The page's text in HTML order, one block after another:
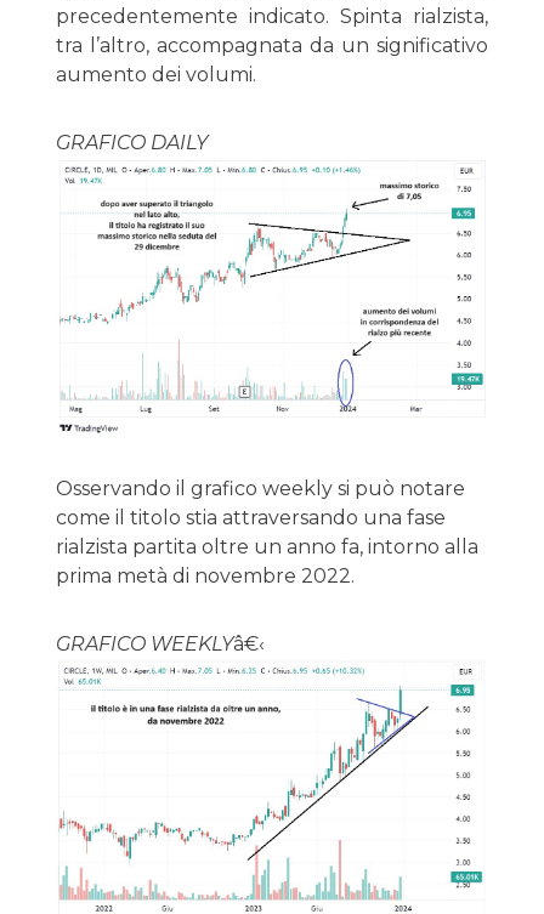
precedentemente indicato. Spinta rialzista,
tra l’altro, accompagnata da un significativo
aumento dei volumi.
GRAFICO DAILY
Osservando il grafico weekly si può notare
come il titolo stia attraversando una fase
rialzista partita oltre un anno fa, intorno alla
prima metà di novembre 2022.
GRAFICO WEEKLYâ€‹